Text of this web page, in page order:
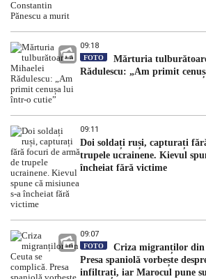
09:18
FOTO
Mărturia
Rădulescu: „Am primit
09:11
Doi soldați ruși, capturați
trupele ucrainene. Kievul
încheiat fără victime
09:07
FOTO
Criza migranților din
Presa spaniolă vorbește
infiltrați, iar Marocul pune